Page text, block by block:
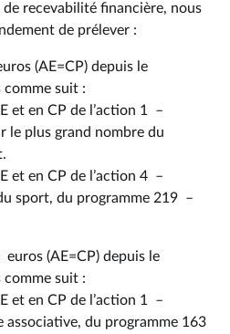
de recevabilité financière, nous
de prélever :
(AE=CP) depuis le
comme suit :
et en CP de l’action 1 –
le plus grand nombre du
et en CP de l’action 4 –
sport, du programme 219 –
(AE=CP) depuis le
comme suit :
et en CP de l’action 1 –
associative, du programme 163